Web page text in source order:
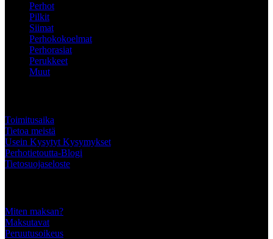
Perhot
Pilkit
Siimat
Perhokokoelmat
Perhorasiat
Perukkeet
Muut
Toimitusaika
Tietoa meistä
Usein Kysytyt Kysymykset
Perhotietoutta-Blogi
Tietosuojaseloste
Miten maksan?
Maksutavat
Peruutusoikeus